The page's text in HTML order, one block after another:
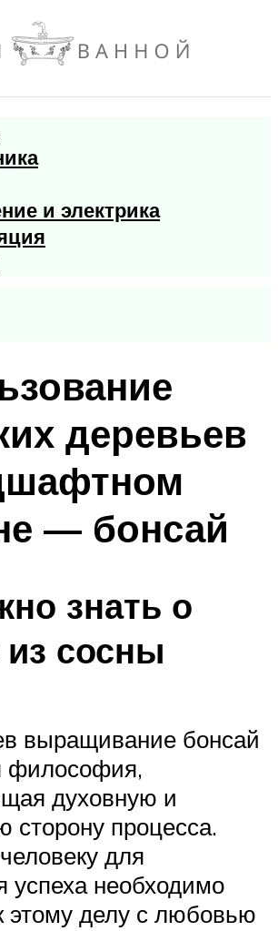
и электрика
деревьев
— бонсай
знать о
сосны
выращивание бонсай
философия,
духовную и
сторону процесса.
для
успеха необходимо
этому делу с любовью